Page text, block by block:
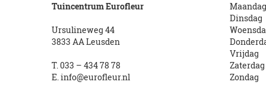
Tuincentrum Eurofleur
Ursulineweg 44
3833 AA Leusden
T.033 – 434 78 78
E.info@eurofleur.nl
Maandag
Dinsdag
Vrijdag
Zaterdag
Zondag